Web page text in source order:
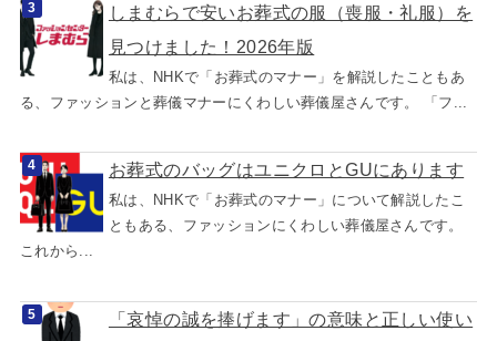
しまむらで安いお葬式の服（喪服・礼服）を
見つけました！2026年版
私は、NHKで「お葬式のマナー」を解説したこともあ
る、ファッションと葬儀マナーにくわしい葬儀屋さんです。 「フ...
お葬式のバッグはユニクロとGUにあります
私は、NHKで「お葬式のマナー」について解説したこ
ともある、ファッションにくわしい葬儀屋さんです。
これから...
「哀悼の誠を捧げます」の意味と正しい使い